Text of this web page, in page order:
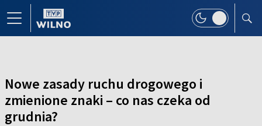
Nowe zasady ruchu drogowego i
zmienione znaki – co nas czeka od
grudnia?